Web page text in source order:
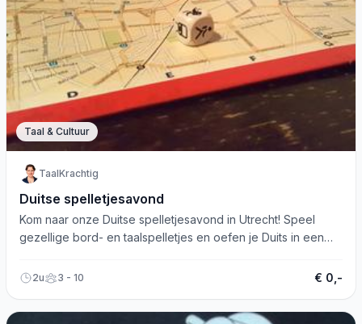
Taal & Cultuur
TaalKrachtig
Duitse spelletjesavond
Kom naar onze Duitse spelletjesavond in Utrecht! Speel
gezellige bord- en taalspelletjes en oefen je Duits in een
2u 3 - 10 € 0,-